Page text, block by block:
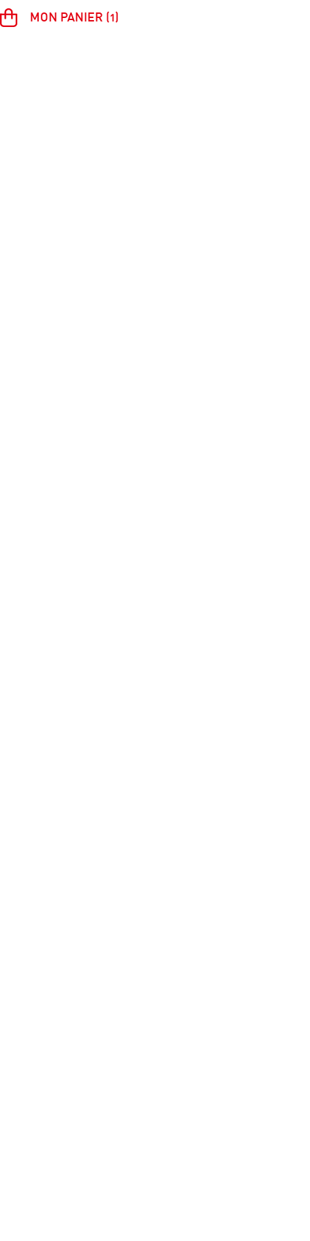
MON PANIER (1)